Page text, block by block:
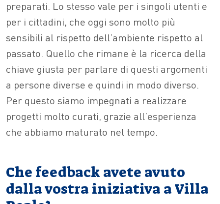
preparati. Lo stesso vale per i singoli utenti e
per i cittadini, che oggi sono molto più
sensibili al rispetto dell’ambiente rispetto al
passato. Quello che rimane è la ricerca della
chiave giusta per parlare di questi argomenti
a persone diverse e quindi in modo diverso.
Per questo siamo impegnati a realizzare
progetti molto curati, grazie all’esperienza
che abbiamo maturato nel tempo.
Che feedback avete avuto
dalla vostra iniziativa a Villa